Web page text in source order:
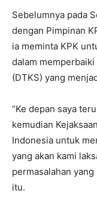
Sebelumnya pada
dengan Pimpinan
ia meminta KPK
dalam
(DTKS) yang
“Ke depan saya
kemudian
Indonesia untuk
yang akan kami
permasalahan
itu.